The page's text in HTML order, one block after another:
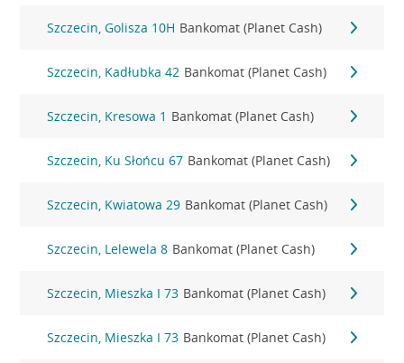
Szczecin, Golisza 10H Bankomat (Planet Cash)
Szczecin, Kadłubka 42 Bankomat (Planet Cash)
Szczecin, Kresowa 1 Bankomat (Planet Cash)
Szczecin, Ku Słońcu 67 Bankomat (Planet Cash)
Szczecin, Kwiatowa 29 Bankomat (Planet Cash)
Szczecin, Lelewela 8 Bankomat (Planet Cash)
Szczecin, Mieszka I 73 Bankomat (Planet Cash)
Szczecin, Mieszka I 73 Bankomat (Planet Cash)